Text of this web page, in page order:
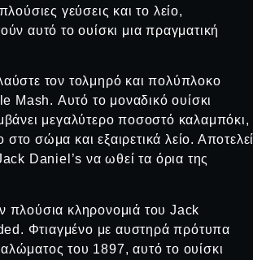
γεύσεις και το λείο,
αυτό το ουίσκι μια πραγματική
τον τολμηρό και πολύπλοκο
Mash. Αυτό το μοναδικό ουίσκι
μεγαλύτερο ποσοστό καλαμπόκι,
σώμα και εξαιρετικά λείο. Αποτελεί
Daniel’s να ωθεί τα όρια της
πλούσια κληρονομιά του Jack
Φτιαγμένο με αυστηρά πρότυπα
του 1897, αυτό το ουίσκι